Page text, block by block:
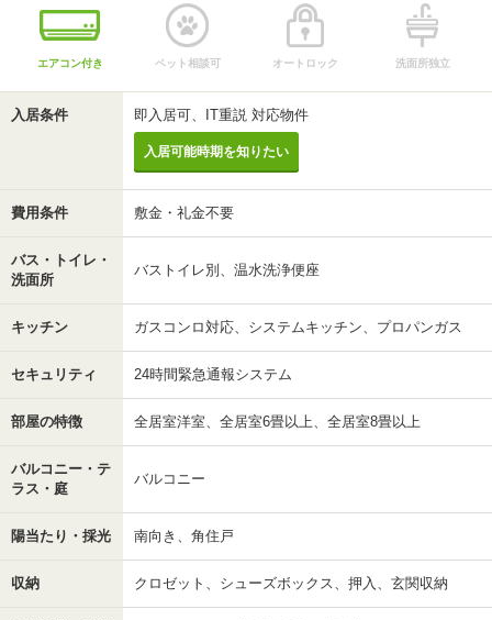
エアコン付き ペット相談可 オートロック 洗面所独立
入居条件 即入居可、IT重説 対応物件
入居可能時期を知りたい
費用条件 敷金・礼金不要
バス・トイレ・
洗面所
バストイレ別、温水洗浄便座
キッチン ガスコンロ対応、システムキッチン、プロパンガス
セキュリティ 24時間緊急通報システム
部屋の特徴 全居室洋室、全居室6畳以上、全居室8畳以上
バルコニー・テ
ラス・庭
バルコニー
陽当たり・採光 南向き、角住戸
収納 クロゼット、シューズボックス、押入、玄関収納